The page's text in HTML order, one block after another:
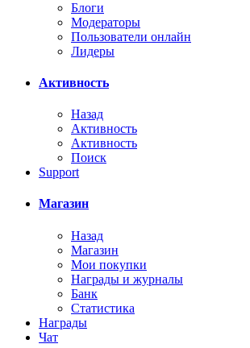
Блоги
Модераторы
Пользователи онлайн
Лидеры
Активность
Назад
Активность
Активность
Поиск
Support
Магазин
Назад
Магазин
Мои покупки
Награды и журналы
Банк
Статистика
Награды
Чат